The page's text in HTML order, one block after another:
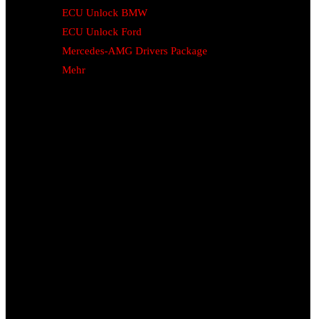
ECU Unlock BMW
ECU Unlock Ford
Mercedes-AMG Drivers Package
Mehr